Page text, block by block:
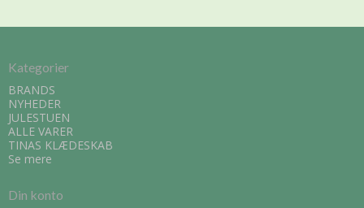
Kategorier
BRANDS
NYHEDER
JULESTUEN
ALLE VARER
TINAS KLÆDESKAB
Se mere
Din konto